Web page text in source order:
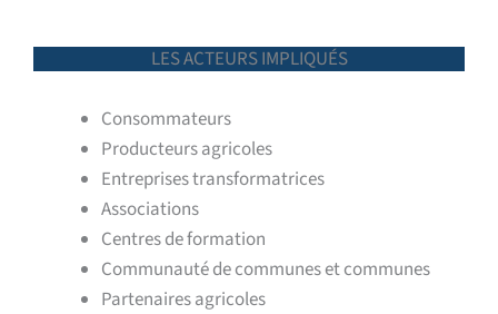
LES ACTEURS IMPLIQUÉS
Consommateurs
Producteurs agricoles
Entreprises transformatrices
Associations
Centres de formation
Communauté de communes et communes
Partenaires agricoles